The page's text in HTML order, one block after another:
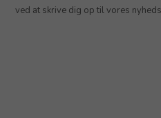
ved at skrive dig op til vores